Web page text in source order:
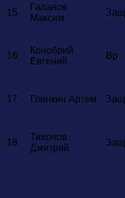
15
Галанов
Максим
Защ
16
Конобрий
Евгений
Вр
17 Глинкин Артем Защ
18
Тихонов
Дмитрий
Защ